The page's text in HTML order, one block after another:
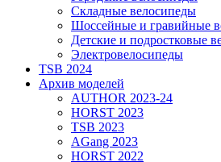
Складные велосипеды
Шоссейные и гравийные
Детские и подростковые
Электровелосипеды
TSB 2024
Архив моделей
AUTHOR 2023-24
HORST 2023
TSB 2023
AGang 2023
HORST 2022